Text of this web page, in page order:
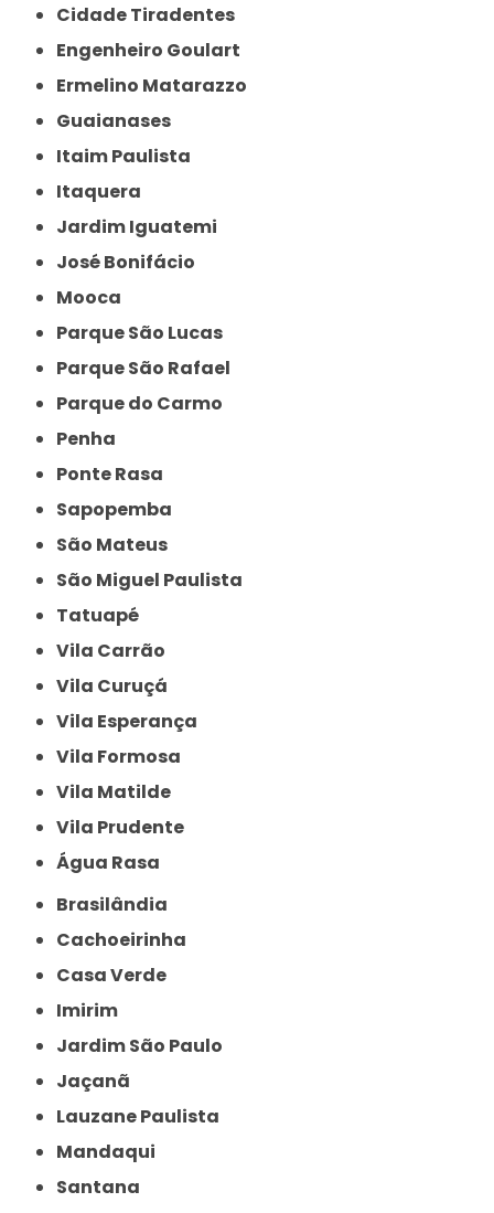
Cidade Tiradentes
Engenheiro Goulart
Ermelino Matarazzo
Guaianases
Itaim Paulista
Itaquera
Jardim Iguatemi
José Bonifácio
Mooca
Parque São Lucas
Parque São Rafael
Parque do Carmo
Penha
Ponte Rasa
Sapopemba
São Mateus
São Miguel Paulista
Tatuapé
Vila Carrão
Vila Curuçá
Vila Esperança
Vila Formosa
Vila Matilde
Vila Prudente
Água Rasa
Brasilândia
Cachoeirinha
Casa Verde
Imirim
Jardim São Paulo
Jaçanã
Lauzane Paulista
Mandaqui
Santana